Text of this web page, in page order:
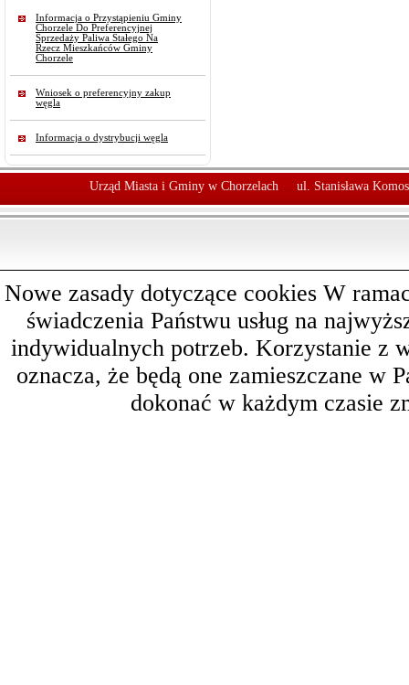
Informacja o Przystąpieniu Gminy
Chorzele Do Preferencyjnej
Sprzedaży Paliwa Stałego Na
Rzecz Mieszkańców Gminy
Chorzele
Wniosek o preferencyjny zakup
węgla
Informacja o dystrybucji węgla
Urząd Miasta i Gminy w Chorzelach ul. Stanisława
Nowe zasady dotyczące cookies W
świadczenia Państwu usług na
indywidualnych potrzeb. Korzystanie z
oznacza, że będą one zamieszczane w
dokonać w każdym czasie